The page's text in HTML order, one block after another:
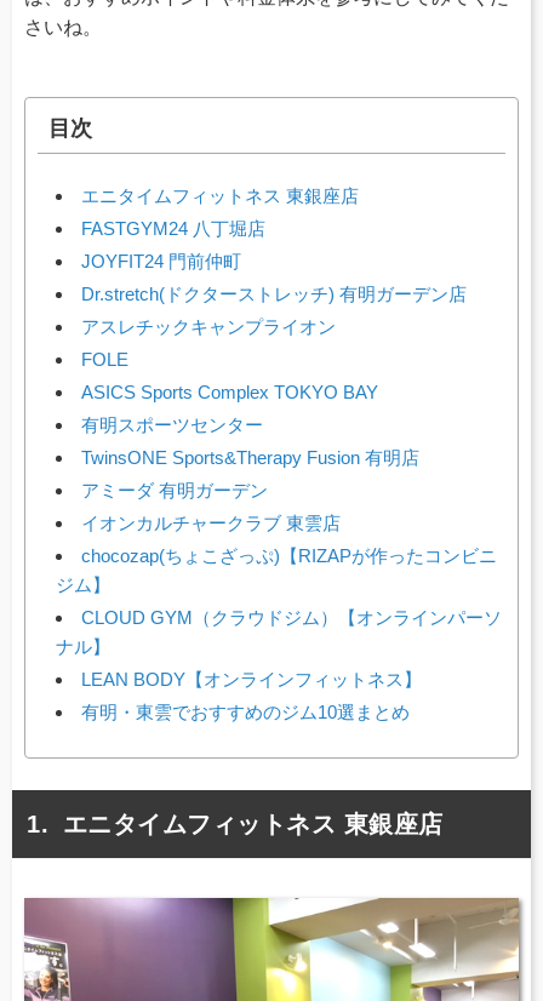
さいね。
目次
エニタイムフィットネス 東銀座店
FASTGYM24 八丁堀店
JOYFIT24 門前仲町
Dr.stretch(ドクターストレッチ) 有明ガーデン店
アスレチックキャンプライオン
FOLE
ASICS Sports Complex TOKYO BAY
有明スポーツセンター
TwinsONE Sports&Therapy Fusion 有明店
アミーダ 有明ガーデン
イオンカルチャークラブ 東雲店
chocozap(ちょこざっぷ)【RIZAPが作ったコンビニ
ジム】
CLOUD GYM（クラウドジム）【オンラインパーソ
ナル】
LEAN BODY【オンラインフィットネス】
有明・東雲でおすすめのジム10選まとめ
エニタイムフィットネス 東銀座店